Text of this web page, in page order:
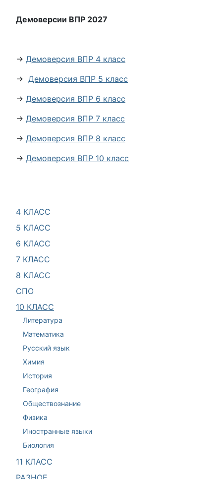
4 КЛАСС
5 КЛАСС
6 КЛАСС
7 КЛАСС
8 КЛАСС
СПО
10 КЛАСС
Литература
Математика
Русский язык
Химия
История
География
Обществознание
Физика
Иностранные языки
Биология
11 КЛАСС
Демоверсии ВПР 2027
→ Демоверсия ВПР 4 класс
→ Демоверсия ВПР 5 класс
→ Демоверсия ВПР 6 класс
→ Демоверсия ВПР 7 класс
→ Демоверсия ВПР 8 класс
→ Демоверсия ВПР 10 класс